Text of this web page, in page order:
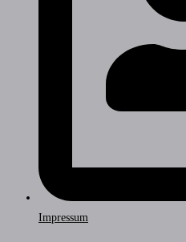
Impressum